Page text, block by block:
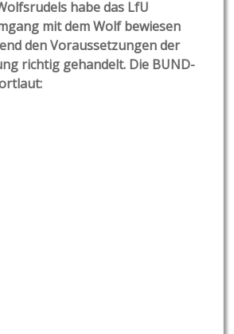
habe das LfU
mit dem Wolf bewiesen
den Voraussetzungen der
richtig gehandelt. Die BUND-